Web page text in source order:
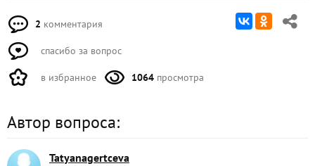
2 комментария
спасибо за вопрос
в избранное 1064 просмотра
Автор вопроса:
Tatyanagertceva